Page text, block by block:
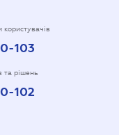
користувачів
103
та рішень
102